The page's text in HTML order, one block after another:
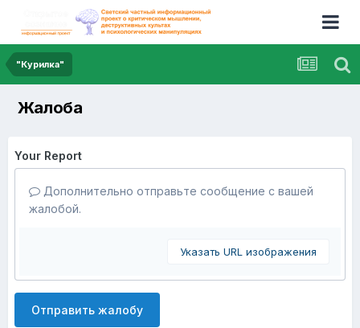
"Курилка"
Жалоба
Your Report
Дополнительно отправьте сообщение с вашей
жалобой.
Указать URL изображения
Отправить жалобу